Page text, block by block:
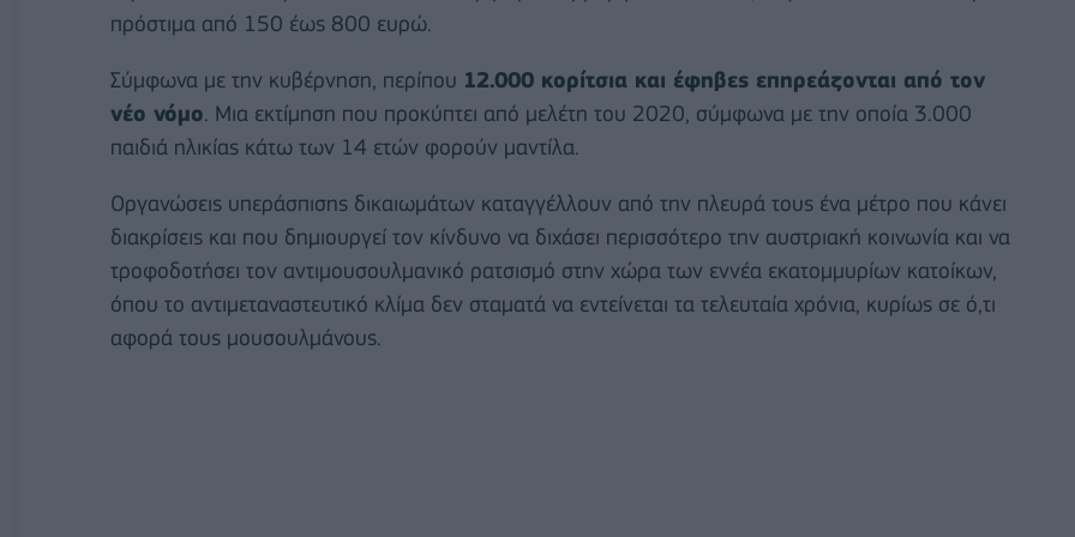
πρόστιμα από 150 έως 800 ευρώ.
Σύμφωνα με την κυβέρνηση, περίπου 12.000 κορίτσια και έφηβες επηρεάζονται από τον
νέο νόμο. Μια εκτίμηση που προκύπτει από μελέτη του 2020, σύμφωνα με την οποία 3.000
παιδιά ηλικίας κάτω των 14 ετών φορούν μαντίλα.
Οργανώσεις υπεράσπισης δικαιωμάτων καταγγέλλουν από την πλευρά τους ένα μέτρο που κάνει
διακρίσεις και που δημιουργεί τον κίνδυνο να διχάσει περισσότερο την αυστριακή κοινωνία και να
τροφοδοτήσει τον αντιμουσουλμανικό ρατσισμό στην χώρα των εννέα εκατομμυρίων κατοίκων,
όπου το αντιμεταναστευτικό κλίμα δεν σταματά να εντείνεται τα τελευταία χρόνια, κυρίως σε ό,τι
αφορά τους μουσουλμάνους.